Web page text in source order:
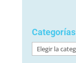
Categorías
Categorías